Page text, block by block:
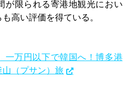
が限られる寄港地観光におい
高い評価を得ている。
一万円以下で韓国へ！博多港
（プサン）旅